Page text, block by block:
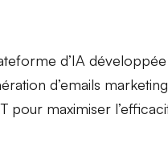
d’IA
d’emails marketing
pour maximiser